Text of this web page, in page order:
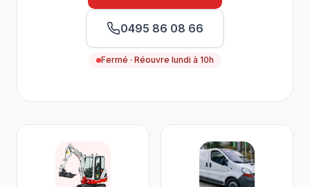
0495 86 08 66
Fermé · Réouvre lundi à 10h